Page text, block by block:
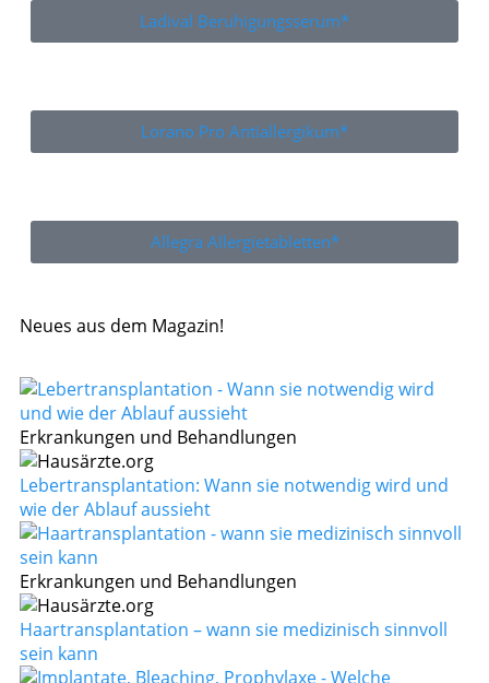
Ladival Beruhigungsserum*
Lorano Pro Antiallergikum*
Allegra Allergietabletten*
Neues aus dem Magazin!
Erkrankungen und Behandlungen
Lebertransplantation: Wann sie notwendig wird und
wie der Ablauf aussieht
Erkrankungen und Behandlungen
Haartransplantation – wann sie medizinisch sinnvoll
sein kann